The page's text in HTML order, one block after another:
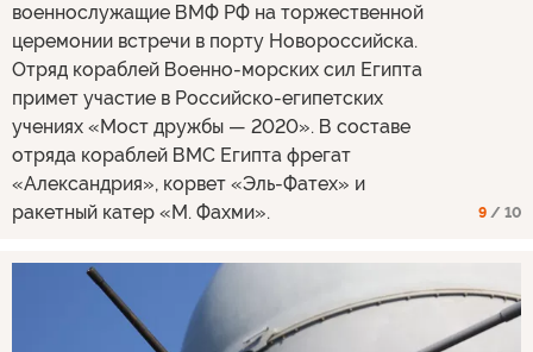
военнослужащие ВМФ РФ на торжественной
церемонии встречи в порту Новороссийска.
Отряд кораблей Военно-морских сил Египта
примет участие в Российско-египетских
учениях «Мост дружбы — 2020». В составе
отряда кораблей ВМС Египта фрегат
«Александрия», корвет «Эль-Фатех» и
ракетный катер «М. Фахми».
9 / 10